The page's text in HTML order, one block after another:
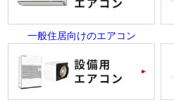
一般住居向けのエアコン